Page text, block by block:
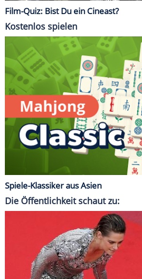
Film-Quiz: Bist Du ein Cineast?
Kostenlos spielen
Spiele-Klassiker aus Asien
Die Öffentlichkeit schaut zu: